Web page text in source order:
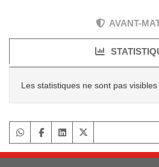
AVANT-
Les statistiques ne sont pas